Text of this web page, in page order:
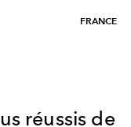
FRANCE
réussis de